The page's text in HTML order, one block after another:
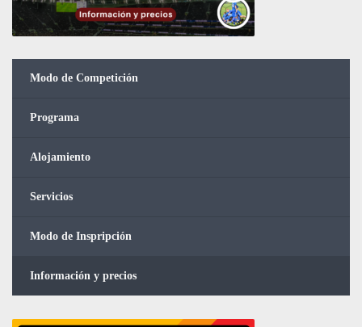
Modo de Competición
Programa
Alojamiento
Servicios
Modo de Inspripción
Información y precios